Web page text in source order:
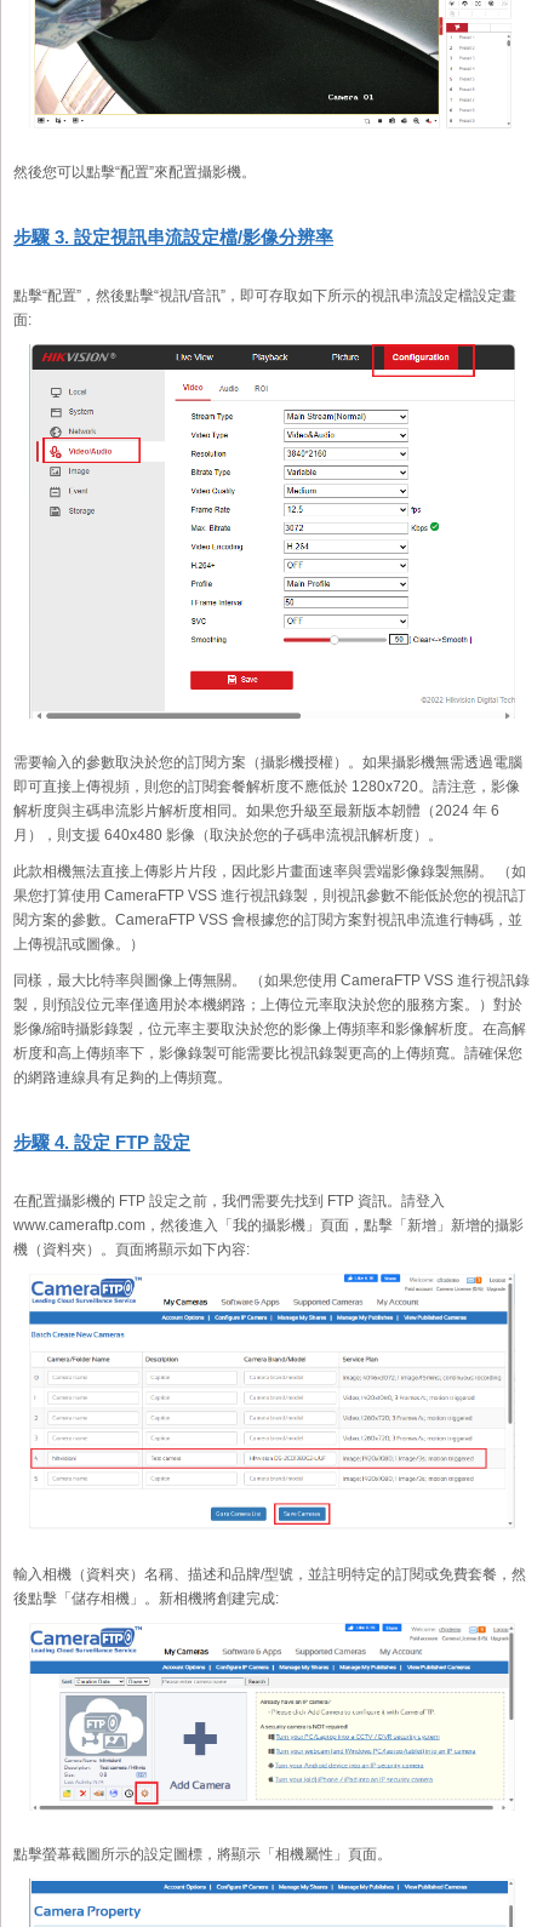
然後您可以點擊“配置”來配置攝影機。
步驟 3. 設定視訊串流設定檔/影像分辨率
點擊“配置”，然後點擊“視訊/音訊”，即可存取如下所示的視訊串流設定檔設定畫
面:
需要輸入的參數取決於您的訂閱方案（攝影機授權）。如果攝影機無需透過電腦
即可直接上傳視頻，則您的訂閱套餐解析度不應低於 1280x720。請注意，影像
解析度與主碼串流影片解析度相同。如果您升級至最新版本韌體（2024 年 6
月），則支援 640x480 影像（取決於您的子碼串流視訊解析度）。
此款相機無法直接上傳影片片段，因此影片畫面速率與雲端影像錄製無關。 （如
果您打算使用 CameraFTP VSS 進行視訊錄製，則視訊參數不能低於您的視訊訂
閱方案的參數。CameraFTP VSS 會根據您的訂閱方案對視訊串流進行轉碼，並
上傳視訊或圖像。）
同樣，最大比特率與圖像上傳無關。 （如果您使用 CameraFTP VSS 進行視訊錄
製，則預設位元率僅適用於本機網路；上傳位元率取決於您的服務方案。）對於
影像/縮時攝影錄製，位元率主要取決於您的影像上傳頻率和影像解析度。在高解
析度和高上傳頻率下，影像錄製可能需要比視訊錄製更高的上傳頻寬。請確保您
的網路連線具有足夠的上傳頻寬。
步驟 4. 設定 FTP 設定
在配置攝影機的 FTP 設定之前，我們需要先找到 FTP 資訊。請登入
www.cameraftp.com，然後進入「我的攝影機」頁面，點擊「新增」新增的攝影
機（資料夾）。頁面將顯示如下內容:
輸入相機（資料夾）名稱、描述和品牌/型號，並註明特定的訂閱或免費套餐，然
後點擊「儲存相機」。新相機將創建完成:
點擊螢幕截圖所示的設定圖標，將顯示「相機屬性」頁面。